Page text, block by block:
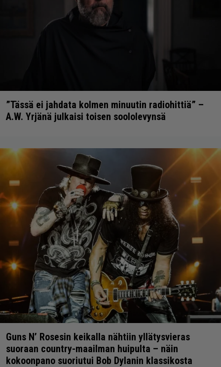
”Tässä ei jahdata kolmen minuutin radiohittiä” –
A.W. Yrjänä julkaisi toisen soololevynsä
Guns N’ Rosesin keikalla nähtiin yllätysvieras
suoraan country-maailman huipulta – näin
kokoonpano suoriutui Bob Dylanin klassikosta